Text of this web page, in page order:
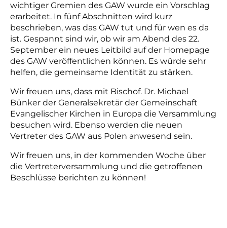
wichtiger Gremien des GAW wurde ein Vorschlag
erarbeitet. In fünf Abschnitten wird kurz
beschrieben, was das GAW tut und für wen es da
ist. Gespannt sind wir, ob wir am Abend des 22.
September ein neues Leitbild auf der Homepage
des GAW veröffentlichen können. Es würde sehr
helfen, die gemeinsame Identität zu stärken.
Wir freuen uns, dass mit Bischof. Dr. Michael
Bünker der Generalsekretär der Gemeinschaft
Evangelischer Kirchen in Europa die Versammlung
besuchen wird. Ebenso werden die neuen
Vertreter des GAW aus Polen anwesend sein.
Wir freuen uns, in der kommenden Woche über
die Vertreterversammlung und die getroffenen
Beschlüsse berichten zu können!